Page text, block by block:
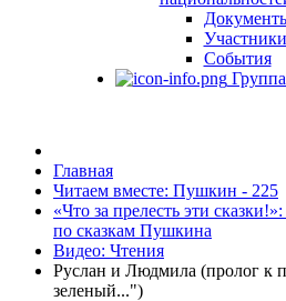
События
Группа
Главная
Читаем вместе: Пушкин - 225
«Что за прелесть эти
по сказкам Пушкина
Видео: Чтения
Руслан и Людмила (пролог к
зеленый...")